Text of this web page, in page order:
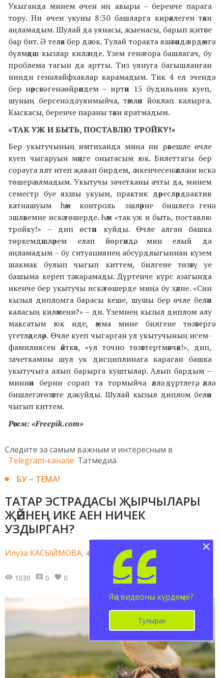
Укыганда минем өчен иң авыры – беренче парага
тору. Ни өчен укуны 8:30 башларга кирәклеген тәки
аңламадым. Шулай да уянасы, җыенасы, барып җитәсе
бар бит. Ә теләк бер дә юк. Тулай торакта яшәгәндә ярдәмгә
бүлмәдәш кызлар килә иде. Үзем генә тора башлагач, бу
проблема тагын да артты. Тиз уянуга багышланган
нинди генә лайфхаклар карамадым. Тик 4 ел эчендә
бер нәрсәгә генә өйрәндем – иртән 15 будильник куеп,
шуның берсенә дә уянмыйча, тәмләп йоклап калырга.
Кыскасы, беренче параны тәки яратмадым.
«ТАК УЖ И БЫТЬ, ПОСТАВЛЮ ТРОЙКУ!»
Бер укытучының имтиханда миңа ни рәвешле өчле
куеп чыгаруын мәңге онытасым юк. Билеттагы бер
сорауга ялт итеп җавап бирдем, ә икенчесенә әллә ни искә
төшерә алмадым. Укытучы зачетканы ачты да, минем
семестр буе яхшы укуым, практик дәресләрдә актив
катнашуым һәм контроль эшләрне бишлегә генә
эшләвемне искә төшерде. Һәм «так уж и быть, поставлю
тройку!» – дип өстәп куйды. Өчле алган башка
төркемдәшләрем елап йөргәндә, мин елый да
аңламадым – бу ситуациянең абсурдлыгыннан күзем
шакмак булып чыгып киттем, билгене төзәтү уе
башыма кереп тә карамады. Дүртенче курс азагында
икенче бер укытучы искә төшерде миңа бу хәлне. «Син
кызыл дипломга барасы кеше, шушы бер өчле белән
каласың киләмени?» – ди. Үземнең кызыл диплом алу
максатым юк иде, әмма мине билгене төзәтергә
үгетләделәр. Өчле куеп чыгарган ул укытучының исем-
фамилиясен әйткәч, «ул точно төзәттертмәячәк!», дип,
зачеткамны шул ук дисциплинага караган башка
укытучыга алып барырга куштылар. Алып бардым –
миннән берни сорап та тормыйча әллә дүртлегә, әллә
бишлегә төзәтте дә куйды. Шулай кызыл диплом белән
чыгып киттем.
Рәсем: «Freepik.com»
Следите за самым важным и интересным в
Telegram-канале Татмедиа
БУ – ТЕМА!
ТАТАР ЭСТРАДАСЫ ҖЫРЧЫЛАРЫ
ҖӘЙНЕҢ ИКЕ АЕН НИЧЕК
УЗДЫРГАН?
Илүзә КАСЫЙМОВА, 4 августа 2024 - 15:14
1030 0 0
Яңа видеоны күрдеңме?
Тулырак